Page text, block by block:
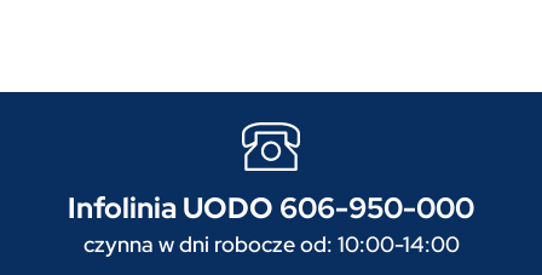
Infolinia UODO 606-950-000
czynna w dni robocze od: 10:00-14:00